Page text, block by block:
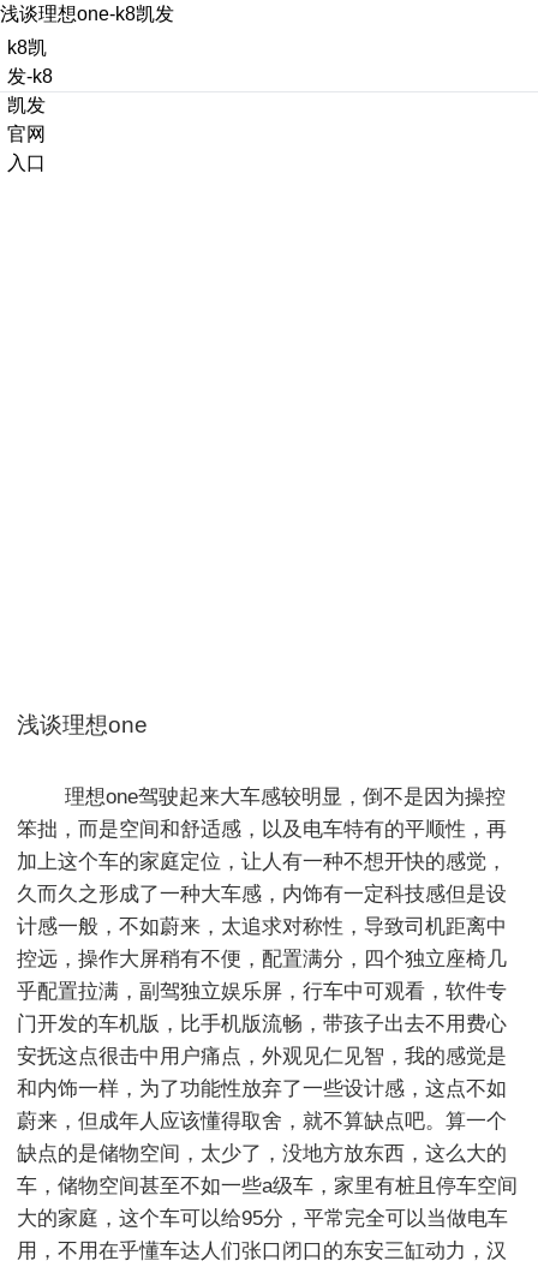
浅谈理想one-k8凯发
k8凯
发-k8
凯发
官网
入口
浅谈理想one
        理想one驾驶起来大车感较明显，倒不是因为操控
笨拙，而是空间和舒适感，以及电车特有的平顺性，再
加上这个车的家庭定位，让人有一种不想开快的感觉，
久而久之形成了一种大车感，内饰有一定科技感但是设
计感一般，不如蔚来，太追求对称性，导致司机距离中
控远，操作大屏稍有不便，配置满分，四个独立座椅几
乎配置拉满，副驾独立娱乐屏，行车中可观看，软件专
门开发的车机版，比手机版流畅，带孩子出去不用费心
安抚这点很击中用户痛点，外观见仁见智，我的感觉是
和内饰一样，为了功能性放弃了一些设计感，这点不如
蔚来，但成年人应该懂得取舍，就不算缺点吧。算一个
缺点的是储物空间，太少了，没地方放东西，这么大的
车，储物空间甚至不如一些a级车，家里有桩且停车空间
大的家庭，这个车可以给95分，平常完全可以当做电车
用，不用在乎懂车达人们张口闭口的东安三缸动力，汉